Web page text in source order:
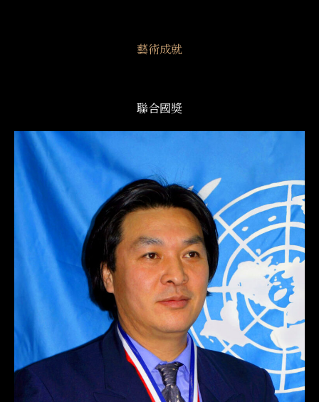
藝術成就
聯合國獎